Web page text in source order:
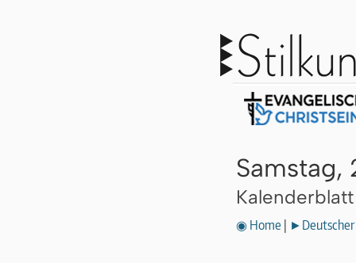
Samstag,
◉ Home ►Deutscher